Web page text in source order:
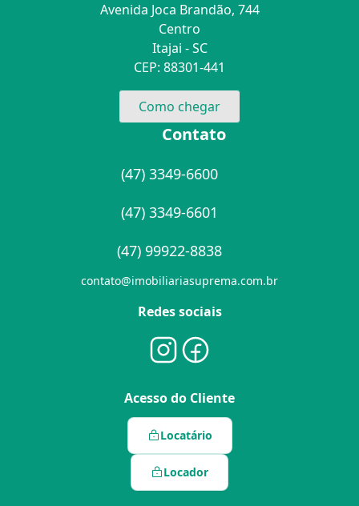
Avenida Joca Brandão, 744
Centro
Itajai - SC
CEP: 88301-441
Como chegar
Contato
(47) 3349-6600
(47) 3349-6601
(47) 99922-8838
contato@imobiliariasuprema.com.br
Redes sociais
Acesso do Cliente
Locatário
Locador